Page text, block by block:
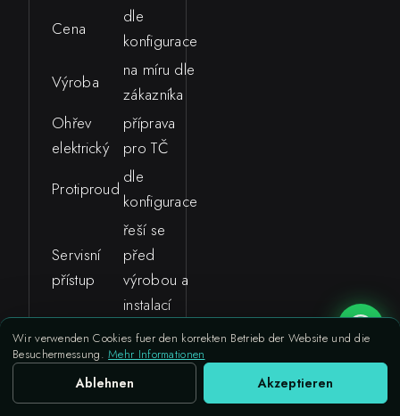
Cena
dle
konfigurace
Výroba
na míru dle
zákazníka
Ohřev
elektrický
příprava
pro TČ
Protiproud
dle
konfigurace
Servisní
přístup
řeší se
před
výrobou a
instalací
Podklad a
usazení
Wir verwenden Cookies fuer den korrekten Betrieb der Website und die
Besuchermessung.Mehr Informationen
Ablehnen Akzeptieren
Nezávazná poptávka